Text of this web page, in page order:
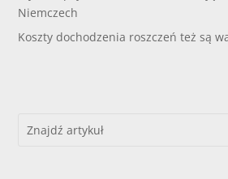
Niemczech
Koszty dochodzenia roszczeń też są